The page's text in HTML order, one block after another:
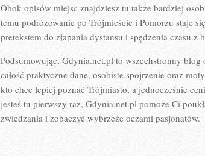
Obok opisów miejsc znajdziesz tu także bardziej
temu podróżowanie po Trójmieście i Pomorzu staje
pretekstem do złapania dystansu i spędzenia czasu z
Podsumowując, Gdynia.net.pl to wszechstronny
całość praktyczne dane, osobiste spojrzenie oraz
kto chce lepiej poznać Trójmiasto, a jednocześnie
jesteś tu pierwszy raz, Gdynia.net.pl pomoże Ci
zwiedzania i zobaczyć wybrzeże oczami pasjonatów.